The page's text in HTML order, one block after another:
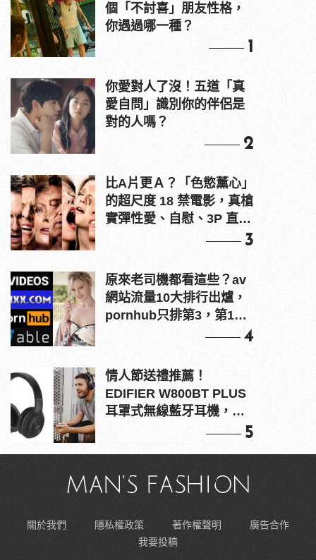
個「不討喜」朋友性格，
你遇過哪一種？
1
你愛對人了沒！五道「真
愛自問」識別你的伴侶是
對的人嗎？
2
比A片更Ａ？「色慾薰心」
的超尺度 18 禁電影，真槍
實彈性愛、自慰、3P 直接
3
原來老司機都看這些？av
網站流量10大排行出爐，
pornhub只排第3，第1名
4
情人節送禮推薦！
EDIFIER W800BT PLUS
耳罩式無線藍牙耳機，在
5
關於我們 隱私權政策 著作權聲明
廣告合作
我要投稿